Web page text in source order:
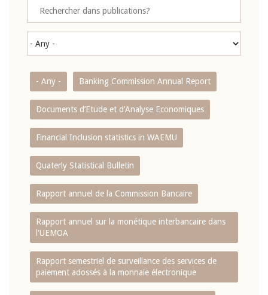
- Any - Banking Commission Annual Report
Documents d’Etude et d’Analyse Economiques
Financial Inclusion statistics in WAEMU
Quaterly Statistical Bulletin
Rapport annuel de la Commission Bancaire
Rapport annuel sur la monétique interbancaire dans
l'UEMOA
Rapport semestriel de surveillance des services de
paiement adossés à la monnaie électronique